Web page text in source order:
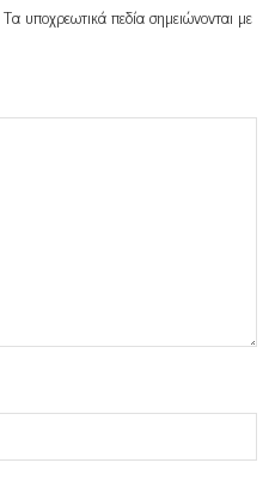
Τα υποχρεωτικά πεδία σημειώνονται με